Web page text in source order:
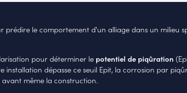
prédire le comportement d'un alliage dans un milieu
pour déterminer le potentiel de piqûration (
installation dépasse ce seuil Epit, la corrosion par
même la construction.